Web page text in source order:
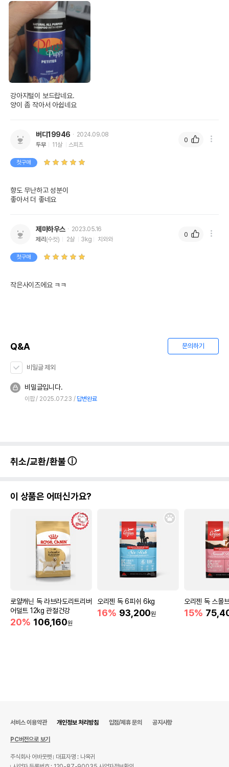
제조자,수입품의 경우
수입자를 함께 표기
AS책임자와 전화번호
또는 소비자상담 관련
전화번호
강아지털이 보드랍네요.
양이 좀 작아서 아쉽네요
버디19946
2024.09.08
두부
11살 스피츠
첫구매
향도 무난하고 성분이
좋아서 더 좋네요
0
제마하우스
2023.05.16
제리 (수컷) 2살 3kg 치와와
첫구매
작은사이즈에요 ㅋㅋ
0
Q&A 문의하기
비밀글 제외
비밀글입니다.
이팝 2025.07.23 답변완료
취소/교환/환불
이 상품은 어떠신가요?
로얄캐닌 독 라브라도리트리버
어덜트 12kg 관절건강
20% 106,160원
오리젠 독 6피쉬 6kg
16% 93,200원
오리젠 독 스몰
15%
서비스 이용약관 개인정보 처리방침 입점/제휴 문의 공지사항
PC버전으로 보기
주식회사 어바웃펫
대표자명 : 나옥귀